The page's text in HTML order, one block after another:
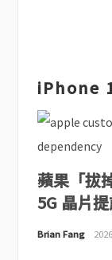
iPhone
蘋果「拔
5G 晶片
Brian Fang